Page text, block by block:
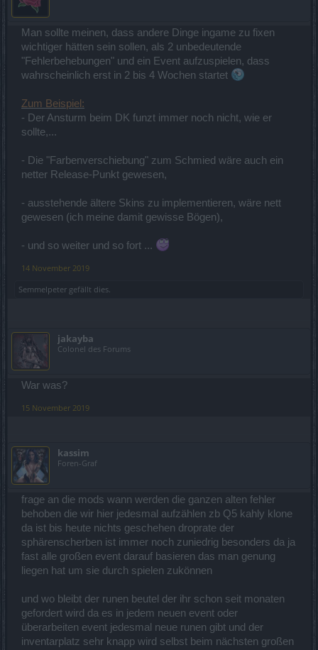
Man sollte meinen, dass andere Dinge ingame zu fixen
wichtiger hätten sein sollen, als 2 unbedeutende
"Fehlerbehebungen" und ein Event aufzuspielen, dass
wahrscheinlich erst in 2 bis 4 Wochen startet
Zum Beispiel:
- Der Ansturm beim DK funzt immer noch nicht, wie er
sollte,...
- Die "Farbenverschiebung" zum Schmied wäre auch ein
netter Release-Punkt gewesen,
- ausstehende ältere Skins zu implementieren, wäre nett
gewesen (ich meine damit gewisse Bögen),
- und so weiter und so fort ...
14 November 2019
Semmelpeter gefällt dies.
jakayba
Colonel des Forums
War was?
15 November 2019
kassim
Foren-Graf
frage an die mods wann werden die ganzen alten fehler
behoben die wir hier jedesmal aufzählen zb Q5 kahly klone
da ist bis heute nichts geschehen droprate der
sphärenscherben ist immer noch zuniedrig besonders da ja
fast alle großen event darauf basieren das man genung
liegen hat um sie durch spielen zukönnen
und wo bleibt der runen beutel der ihr schon seit monaten
gefordert wird da es in jedem neuen event oder
überarbeiten event jedesmal neue runen gibt und der
inventarplatz sehr knapp wird selbst beim nächsten großen